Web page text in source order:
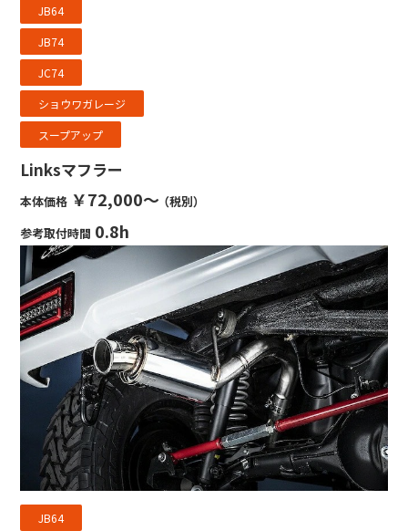
JB64
JB74
JC74
ショウワガレージ
スープアップ
Linksマフラー
本体価格 ￥72,000～ （税別）
参考取付時間 0.8h
JB64